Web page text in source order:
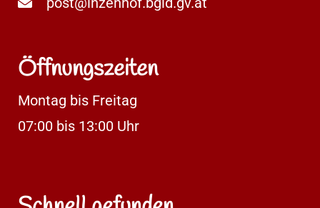
Öffnungszeiten
Montag bis Freitag
07:00 bis 13:00 Uhr